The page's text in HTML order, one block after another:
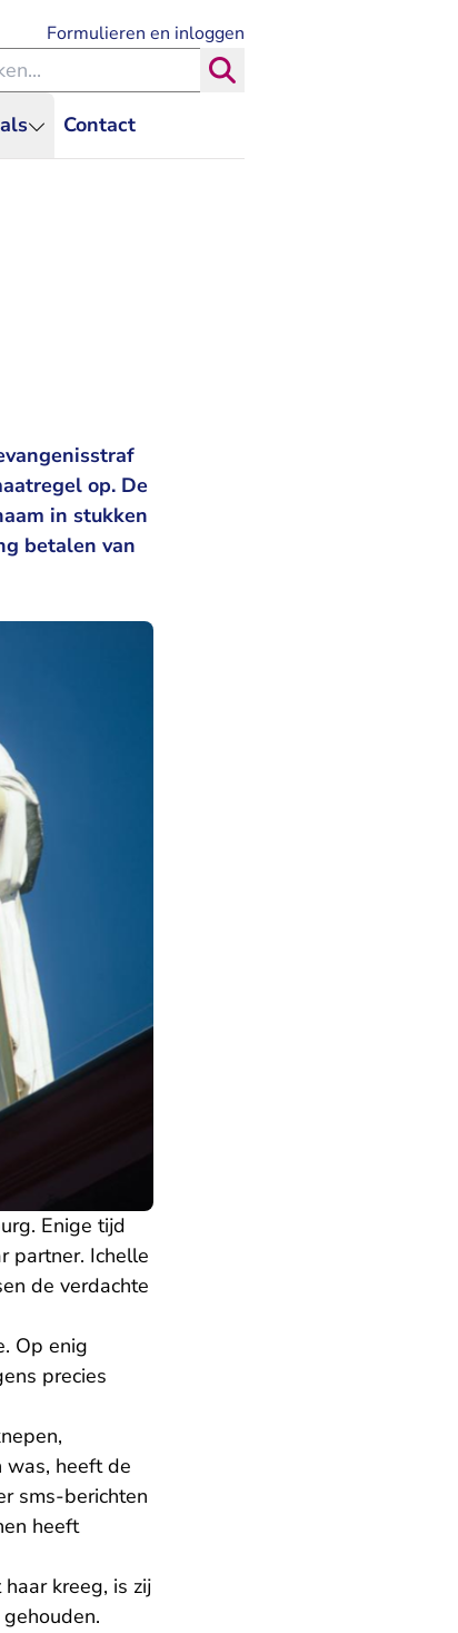
Contact
Formulieren en inloggen
de Rechtspraak
op. De
in stukken
betalen van
Enige tijd
partner. Ichelle
de verdachte
Op enig
precies
was, heeft de
sms-berichten
heeft
kreeg, is zij